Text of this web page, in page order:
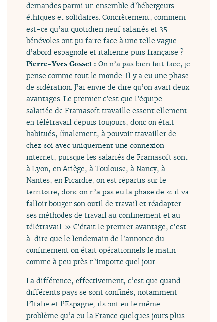
demandes parmi un ensemble d’hébergeurs
éthiques et solidaires. Concrètement, comment
est-ce qu’au quotidien neuf salariés et 35
bénévoles ont pu faire face à une telle vague
d’abord espagnole et italienne puis française ?
Pierre-Yves Gosset :On n’a pas bien fait face, je
pense comme tout le monde. Il y a eu une phase
de sidération. J’ai envie de dire qu’on avait deux
avantages. Le premier c’est que l’équipe
salariée de Framasoft travaille essentiellement
en télétravail depuis toujours, donc on était
habitués, finalement, à pouvoir travailler de
chez soi avec uniquement une connexion
internet, puisque les salariés de Framasoft sont
à Lyon, en Ariège, à Toulouse, à Nancy, à
Nantes, en Picardie, on est répartis sur le
territoire, donc on n’a pas eu la phase de « il va
falloir bouger son outil de travail et réadapter
ses méthodes de travail au confinement et au
télétravail. » C’était le premier avantage, c’est-
à-dire que le lendemain de l’annonce du
confinement on était opérationnels le matin
comme à peu près n’importe quel jour.
La différence, effectivement, c’est que quand
différents pays se sont confinés, notamment
l’Italie et l’Espagne, ils ont eu le même
problème qu’a eu la France quelques jours plus